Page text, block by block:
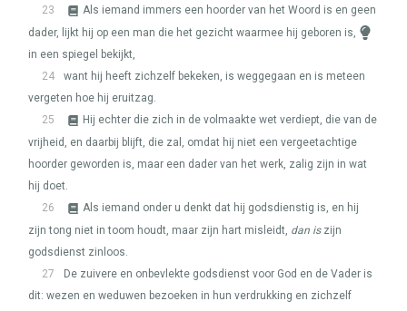
23
Als iemand immers een hoorder van het Woord is en geen
dader, lijkt hij op een man die het gezicht waarmee hij geboren is,
in een spiegel bekijkt,
24
want hij heeft zichzelf bekeken, is weggegaan en is meteen
vergeten hoe hij eruitzag.
25
Hij echter die zich in de volmaakte wet verdiept, die van de
vrijheid, en daarbij blijft, die zal, omdat hij niet een vergeetachtige
hoorder geworden is, maar een dader van het werk, zalig zijn in wat
hij doet.
26
Als iemand onder u denkt dat hij godsdienstig is, en hij
zijn tong niet in toom houdt, maar zijn hart misleidt, dan iszijn
godsdienst zinloos.
27
De zuivere en onbevlekte godsdienst voor God en de Vader is
dit: wezen en weduwen bezoeken in hun verdrukking en zichzelf